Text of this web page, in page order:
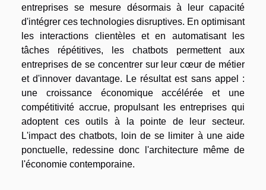
entreprises se mesure désormais à leur capacité
d'intégrer ces technologies disruptives. En optimisant
les interactions clientèles et en automatisant les
tâches répétitives, les chatbots permettent aux
entreprises de se concentrer sur leur cœur de métier
et d'innover davantage. Le résultat est sans appel :
une croissance économique accélérée et une
compétitivité accrue, propulsant les entreprises qui
adoptent ces outils à la pointe de leur secteur.
L'impact des chatbots, loin de se limiter à une aide
ponctuelle, redessine donc l'architecture même de
l'économie contemporaine.